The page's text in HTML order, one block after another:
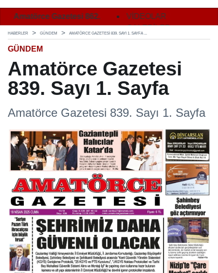
Amatörce Gazetesi 862.
Sayı 1. Sayfa
Amatörce Gazetesi 862.
Sayı 2. Sayfa
VİDEOLAR
GALERİLER
HABERLER GÜNDEM AMATÖRCE GAZETESI 839. SAYI 1. SAYFA ...
GÜNDEM
Amatörce Gazetesi
839. Sayı 1. Sayfa
Amatörce Gazetesi 839. Sayı 1. Sayfa